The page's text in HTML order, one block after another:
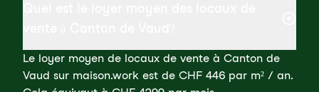
Le loyer moyen de locaux de vente à Canton de
Vaud sur maison.work est de CHF 446 par m² / an.